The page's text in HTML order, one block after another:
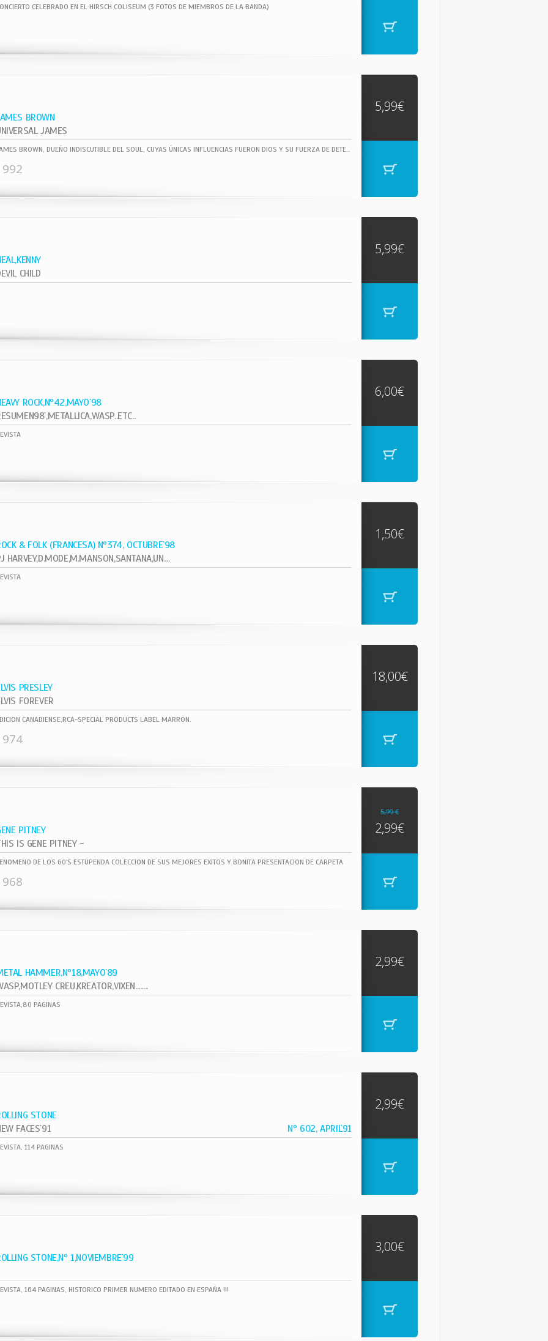
CELEBRADO EN EL HIRSCH COLISEUM (3 FOTOS DE MIEMBROS DE LA BANDA)
BROWN
JAMES
JAMES BROWN, DUEÑO INDISCUTIBLE DEL SOUL, CUYAS ÚNICAS INFLUENCIAS FUERON DIOS Y SU FUERZA DE DETERMINACIÓN, JAMES BROWN TOCÓ EN SU DORADA JUVENTUD VARIOS TEMAS DE RHYTHM & BLUES.- HTTP://WWW.FUNKY-STUFF.COM/ "THE GODFATHER OF SOUL" (EL PADRINO DEL SOUL).1 CAN'T GET ANY HARDER CLIVILLES, COLE, HIGGINS ... 3:53 COMPOSED BY: CLIVILLES, COLE, HIGGINS, JACKSON, RAMOS, SCOTT, SMITH 2 JUST DO IT BROWNE, MOWAT, ROMEO 4:37 3 MINE ALL MINE BROWNE, MOWAT, ROMEO 4:15 4 WATCH ME BROWNE, MOWAT, ROMEO 3:58 5 GEORGIA-LINA BROWN, SHERRELL 5:03 6 SHOW ME YOUR FRIENDS BROWNE, MOWAT, ROMEO 5:03 7 EVERYBODY'S GOT A THANG BROWN 3:57 8 HOW LONG BROWNE, MOWAT, ROMEO 5:29 9 MAKE IT FUNKY 2000 BROWN 4:56 10 MOMENTS BROWNE, MOWAT, ROMEO 8:05
5,99€
CHILD
5,99€
ROCK,Nº42,MAYO`98
6,00€
& FOLK (FRANCESA) Nº374, OCTUBRE`98
PJ HARVEY,D.MODE,M.MANSON,SANTANA,UNKLE
1,50€
PRESLEY
FOREVER
CANADIENSE,RCA-SPECIAL PRODUCTS LABEL MARRON.
18,00€
PITNEY
IS GENE PITNEY -
DE LOS 60`S ESTUPENDA COLECCION DE SUS MEJORES EXITOS Y BONITA PRESENTACION DE CARPETA
5,99 €
2,99€
HAMMER,Nº18,MAYO`89
CREU,KREATOR,VIXEN........
PAGINAS
2,99€
STONE
FACES`91
Nº 602, APRIL`91
114 PAGINAS
2,99€
STONE,Nº 1,NOVIEMBRE`99
164 PAGINAS, HISTORICO PRIMER NUMERO EDITADO EN ESPAÑA !!!
3,00€